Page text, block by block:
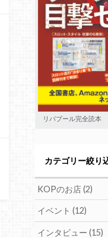
リバプール完全読本
カテゴリー絞り
KOPのお店(2)
イベント(12)
インタビュー(15)